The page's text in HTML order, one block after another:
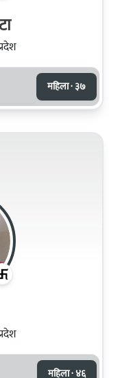
महिला · ३७
महिला · ४६